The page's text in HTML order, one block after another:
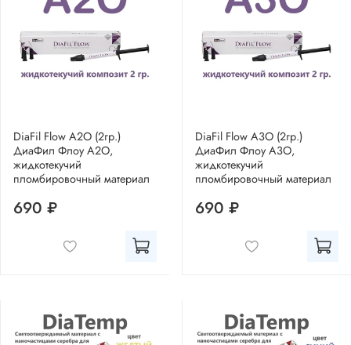
DiaFil Flow A2O (2гр.)
ДиаФил Флоу А2О,
жидкотекучий
пломбировочный материал
690 ₽
DiaFil Flow A3O (2гр.)
ДиаФил Флоу А3О,
жидкотекучий
пломбировочный материал
690 ₽